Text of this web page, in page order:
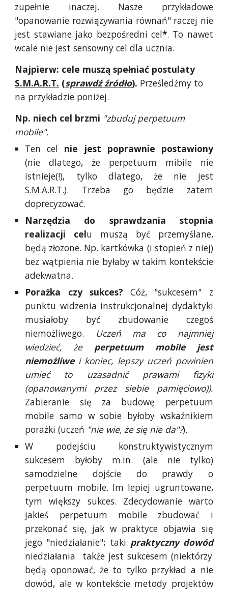
zupełnie inaczej. Nasze przykładowe
"opanowanie rozwiązywania równań" raczej nie
jest stawiane jako bezpośredni cel*. To nawet
wcale nie jest sensowny cel dla ucznia.
Najpierw: cele muszą spełniać postulaty
S.M.A.R.T. (sprawdź źródło). Prześledźmy to
na przykładzie poniżej.
Np. niech cel brzmi "zbuduj perpetuum
mobile".
Ten cel nie jest poprawnie postawiony
(nie dlatego, że perpetuum mibile nie
istnieje(!), tylko dlatego, że nie jest
S.M.A.R.T.). Trzeba go będzie zatem
doprecyzować.
Narzędzia do sprawdzania stopnia
realizacji celu muszą być przemyślane,
będą złozone. Np. kartkówka (i stopień z niej)
bez wątpienia nie byłaby w takim kontekście
adekwatna.
Porażka czy sukces?Cóż, "sukcesem" z
punktu widzenia instrukcjonalnej dydaktyki
musiałoby być zbudowanie czegoś
niemożliwego. Uczeń ma co najmniej
wiedzieć, że perpetuum mobile jest
niemożliwei koniec, lepszy uczeń powinien
umieć to uzasadnić prawami fizyki
(opanowanymi przez siebie pamięciowo)).
Zabieranie się za budowę perpetuum
mobile samo w sobie byłoby wskaźnikiem
porażki (uczeń "nie wie, że się nie da"?).
W podejściu konstruktywistycznym
sukcesem byłoby m.in. (ale nie tylko)
samodzielne dojście do prawdy o
perpetuum mobile. Im lepiej ugruntowane,
tym większy sukces. Zdecydowanie warto
jakieś perpetuum mobile zbudować i
przekonać się, jak w praktyce objawia się
jego "niedziałanie"; taki praktyczny dowód
niedziałania także jest sukcesem (niektórzy
będą oponować, że to tylko przykład a nie
dowód, ale w kontekście metody projektów